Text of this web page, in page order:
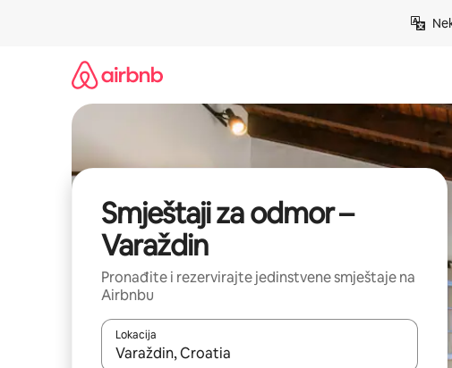
Smještaji za odmor –
Varaždin
Pronađite i rezervirajte jedinstvene smještaje na
Airbnbu
Lokacija
Kada budu dostupni rezultati, moći ćete ih pregledati